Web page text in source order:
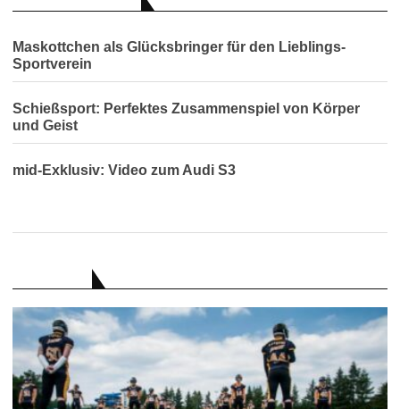
Maskottchen als Glücksbringer für den Lieblings-
Sportverein
Schießsport: Perfektes Zusammenspiel von Körper
und Geist
mid-Exklusiv: Video zum Audi S3